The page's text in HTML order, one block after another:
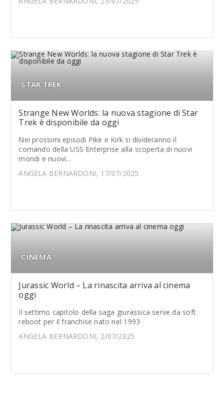
STAR TREK
Strange New Worlds: la nuova stagione di Star
Trek è disponibile da oggi
Nei prossimi episodi Pike e Kirk si divideranno il
comando della USS Enterprise alla scoperta di nuovi
mondi e nuovi...
ANGELA BERNARDONI, 17/07/2025
CINEMA
Jurassic World – La rinascita arriva al cinema
oggi
Il settimo capitolo della saga giurassica serve da soft
reboot per il franchise nato nel 1993
ANGELA BERNARDONI, 2/07/2025